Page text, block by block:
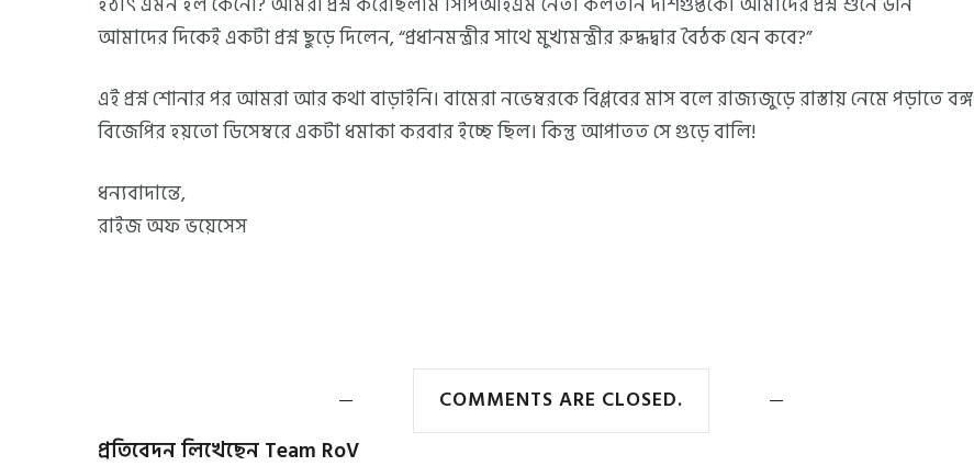
আমাদের দিকেই একটা প্রশ্ন ছুড়ে দিলেন, “প্রধানমন্ত্রীর সাথে মুখ্যমন্ত্রীর রুদ্ধদ্বার বৈঠক যেন কবে?”
এই প্রশ্ন শোনার পর আমরা আর কথা বাড়াইনি। বামেরা নভেম্বরকে বিপ্লবের মাস বলে রাজ্যজুড়ে রাস্তায় নেমে পড়াতে বঙ্গ
বিজেপির হয়তো ডিসেম্বরে একটা ধমাকা করবার ইচ্ছে ছিল। কিন্তু আপাতত সে গুড়ে বালি!
ধন্যবাদান্তে,
রাইজ অফ ভয়েসেস
COMMENTS ARE CLOSED.
প্রতিবেদন লিখেছেনTeam RoV